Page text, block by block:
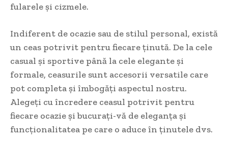
fularele și cizmele.
Indiferent de ocazie sau de stilul personal, există
un ceas potrivit pentru fiecare ținută. De la cele
casual și sportive până la cele elegante și
formale, ceasurile sunt accesorii versatile care
pot completa și îmbogăți aspectul nostru.
Alegeți cu încredere ceasul potrivit pentru
fiecare ocazie și bucurați-vă de eleganța și
funcționalitatea pe care o aduce în ținutele dvs.